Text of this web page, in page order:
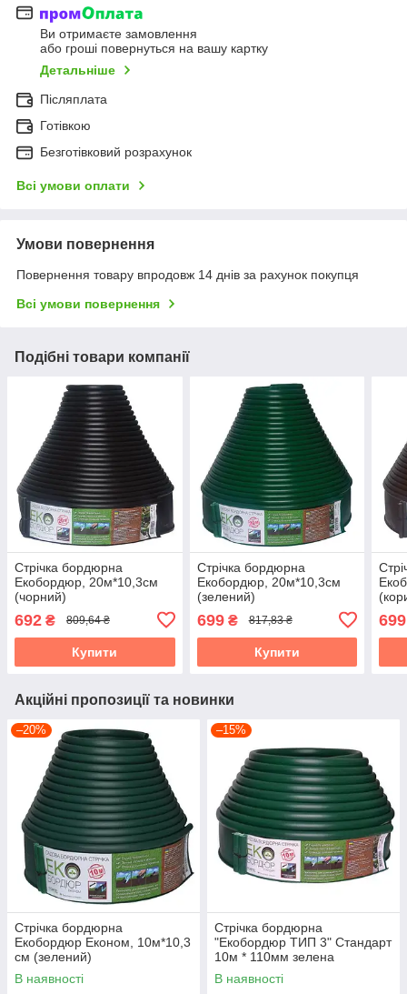
Ви отримаєте замовлення
або гроші повернуться на вашу картку
Детальніше
Післяплата
Готівкою
Безготівковий розрахунок
Всі умови оплати
Умови повернення
Повернення товару впродовж 14 днів за рахунок покупця
Всі умови повернення
Подібні товари компанії
Стрічка бордюрна
Екобордюр, 20м*10,3см
(чорний)
692 ₴ 809,64 ₴
Купити
Стрічка бордюрна
Екобордюр, 20м*10,3см
(зелений)
699₴ 817,83 ₴
Купити
699
Акційні пропозиції та новинки
–20%
Стрічка бордюрна
Екобордюр Економ, 10м*10,3
см (зелений)
В наявності
–15%
Стрічка бордюрна
"Екобордюр ТИП 3" Стандарт
10м * 110мм зелена
В наявності